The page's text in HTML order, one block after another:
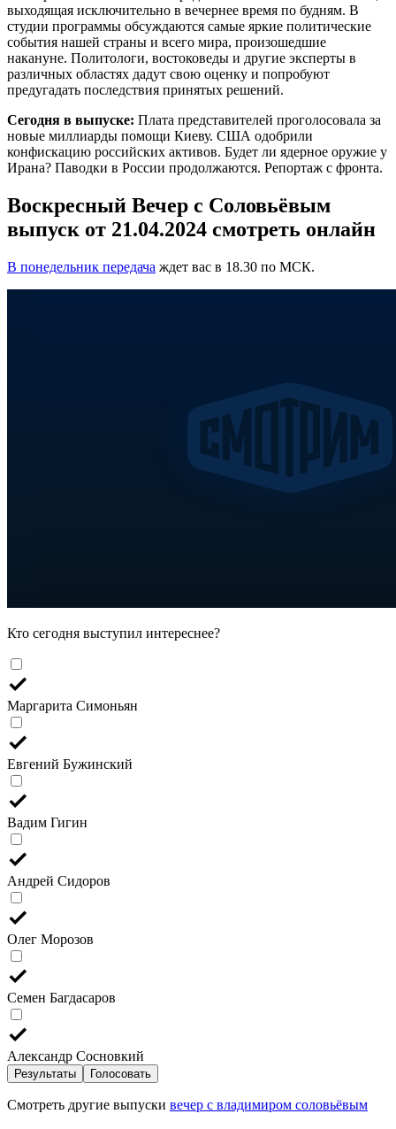
выходящая исключительно в вечернее время по будням. В
студии программы обсуждаются самые яркие политические
события нашей страны и всего мира, произошедшие
накануне. Политологи, востоковеды и другие эксперты в
различных областях дадут свою оценку и попробуют
предугадать последствия принятых решений.
Сегодня в выпуске: Плата представителей проголосовала за
новые миллиарды помощи Киеву. США одобрили
конфискацию российских активов. Будет ли ядерное оружие у
Ирана? Паводки в России продолжаются. Репортаж с фронта.
Воскресный Вечер с Соловьёвым
выпуск от 21.04.2024 смотреть онлайн
В понедельник передача ждет вас в 18.30 по МСК.
Кто сегодня выступил интереснее?
Маргарита Симоньян
Евгений Бужинский
Вадим Гигин
Андрей Сидоров
Олег Морозов
Семен Багдасаров
Александр Сосновкий
Результаты Голосовать
Смотреть другие выпуски вечер с владимиром соловьёвым